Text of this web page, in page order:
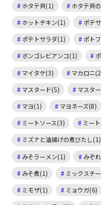
ホタテ貝(1)
ホタテ貝
ホットチキン(1)
ポテ
ポテトサラダ(1)
ポト
ボンゴレビアンコ(1)
マイタケ(3)
マカロニ
マスタード(5)
マスタ
マヨ(1)
マヨネーズ(8)
ミートソース(3)
ミー
ミズナと油揚げの煮びたし(1)
みそラーメン(1)
みぞ
みそ煮(1)
ミックスチ
ミモザ(1)
ミョウガ(6)